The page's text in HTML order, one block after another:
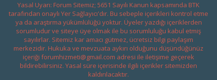
Yasal Uyarı: Forum Sitemiz; 5651 Sayılı Kanun kapsamında BTK
tarafından onaylı Yer Sağlayıcı'dır. Bu sebeple içerikleri kontrol etme
ya da araştırma yükümlülüğü yoktur. Üyeler yazdığı içeriklerden
sorumludur ve siteye üye olmak ile bu sorumluluğu kabul etmiş
sayılırlar. Sitemiz kar amacı gütmez, ücretsiz bilgi paylaşım
merkezidir. Hukuka ve mevzuata aykırı olduğunu düşündüğünüz
içeriği forumhizmeti@gmail.com adresi ile iletişime geçerek
bildirebilirsiniz. Yasal süre içerisinde ilgili içerikler sitemizden
kaldırılacaktır.